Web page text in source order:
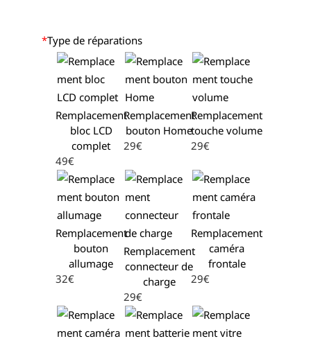
*Type de réparations
Remplacement
bloc LCD
complet
49€
Remplacement
bouton Home
29€
Remplacement
touche volume
29€
Remplacement
bouton
allumage
32€
Remplacement
connecteur de
charge
29€
Remplacement
caméra
frontale
29€